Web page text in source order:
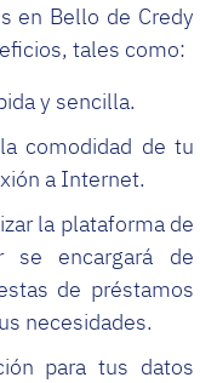
en Bello de Credy
tales como:
y sencilla.
comodidad de tu
a Internet.
la plataforma de
se encargará de
de préstamos
necesidades.
para tus datos